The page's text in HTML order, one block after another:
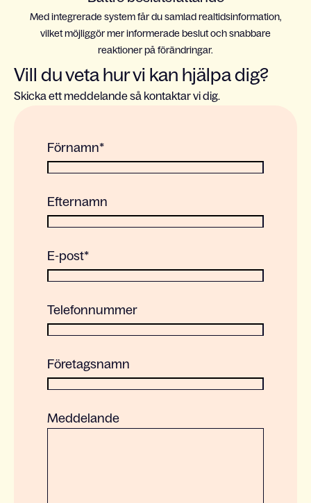
Med integrerade system får du samlad realtidsinformation,
vilket möjliggör mer informerade beslut och snabbare
reaktioner på förändringar.
Vill du veta hur vi kan hjälpa dig?
Skicka ett meddelande så kontaktar vi dig.
Förnamn*
Efternamn
E-post*
Telefonnummer
Företagsnamn
Meddelande